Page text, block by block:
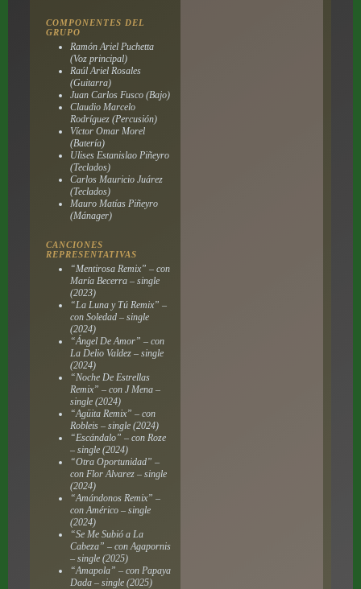
COMPONENTES DEL
GRUPO
Ramón Ariel Puchetta
(Voz principal)
Raúl Ariel Rosales
(Guitarra)
Juan Carlos Fusco (Bajo)
Claudio Marcelo
Rodríguez (Percusión)
Víctor Omar Morel
(Batería)
Ulises Estanislao Piñeyro
(Teclados)
Carlos Mauricio Juárez
(Teclados)
Mauro Matías Piñeyro
(Mánager)
CANCIONES
REPRESENTATIVAS
“Mentirosa Remix” – con
María Becerra – single
(2023)
“La Luna y Tú Remix” –
con Soledad – single
(2024)
“Ángel De Amor” – con
La Delio Valdez – single
(2024)
“Noche De Estrellas
Remix” – con J Mena –
single (2024)
“Agüita Remix” – con
Robleis – single (2024)
“Escándalo” – con Roze
– single (2024)
“Otra Oportunidad” –
con Flor Alvarez – single
(2024)
“Amándonos Remix” –
con Américo – single
(2024)
“Se Me Subió a La
Cabeza” – con Agapornis
– single (2025)
“Amapola” – con Papaya
Dada – single (2025)